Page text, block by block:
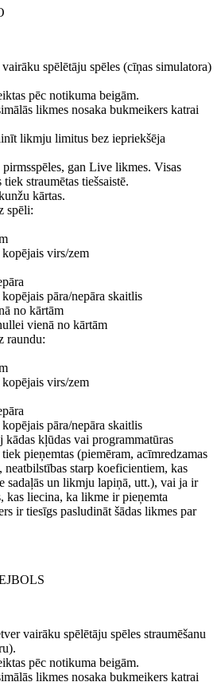
spēlētāju spēles (cīņas simulatora)
pēc notikuma beigām.
likmes nosaka bukmeikers katrai
likmju limitus bez iepriekšēja
gan Live likmes. Visas
straumētas tiešsaistē.
kārtas.
spēli:
virs/zem
pāra/nepāra skaitlis
no kārtām
vienā no kārtām
raundu:
virs/zem
pāra/nepāra skaitlis
kādas kļūdas vai programmatūras
pieņemtas (piemēram, acīmredzamas
starp koeficientiem, kas
sadaļās un likmju lapiņā, utt.), vai ja ir
kas liecina, ka likme ir pieņemta
ir tiesīgs pasludināt šādas likmes par
vairāku spēlētāju spēles straumēšanu
pēc notikuma beigām.
likmes nosaka bukmeikers katrai